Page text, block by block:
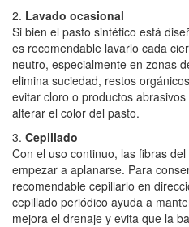
2. Lavado ocasional
Si bien el pasto sintético está
es recomendable lavarlo cada
neutro, especialmente en zonas
elimina suciedad, restos
evitar cloro o productos
alterar el color del pasto.
3. Cepillado
Con el uso continuo, las fibras
empezar a aplanarse. Para
recomendable cepillarlo en
cepillado periódico ayuda a
mejora el drenaje y evita que la